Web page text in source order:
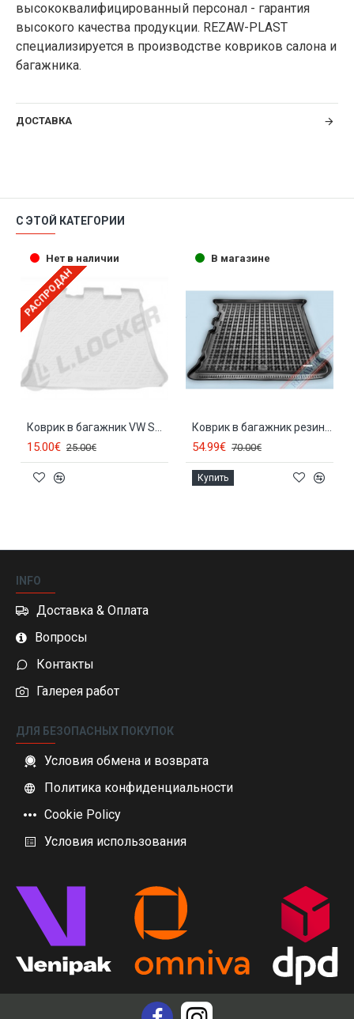
высококвалифицированный персонал - гарантия
высокого качества продукции. REZAW-PLAST
специализируется в производстве ковриков салона и
багажника.
ДОСТАВКА
С ЭТОЙ КАТЕГОРИИ
Нет в наличии
РАСПРОДАН
Коврик в багажник VW SHARAN (1995-2010)
15.00€ 25.00€
В магазине
Коврик в багажник резиновый VW SHARAN (5с.)(1995-2010) 230411
54.99€ 70.00€
Купить
INFO
Доставка & Оплата
Вопросы
Контакты
Галерея работ
ДЛЯ БЕЗОПАСНЫХ ПОКУПОК
Условия обмена и возврата
Политика конфиденциальности
Cookie Policy
Условия использования